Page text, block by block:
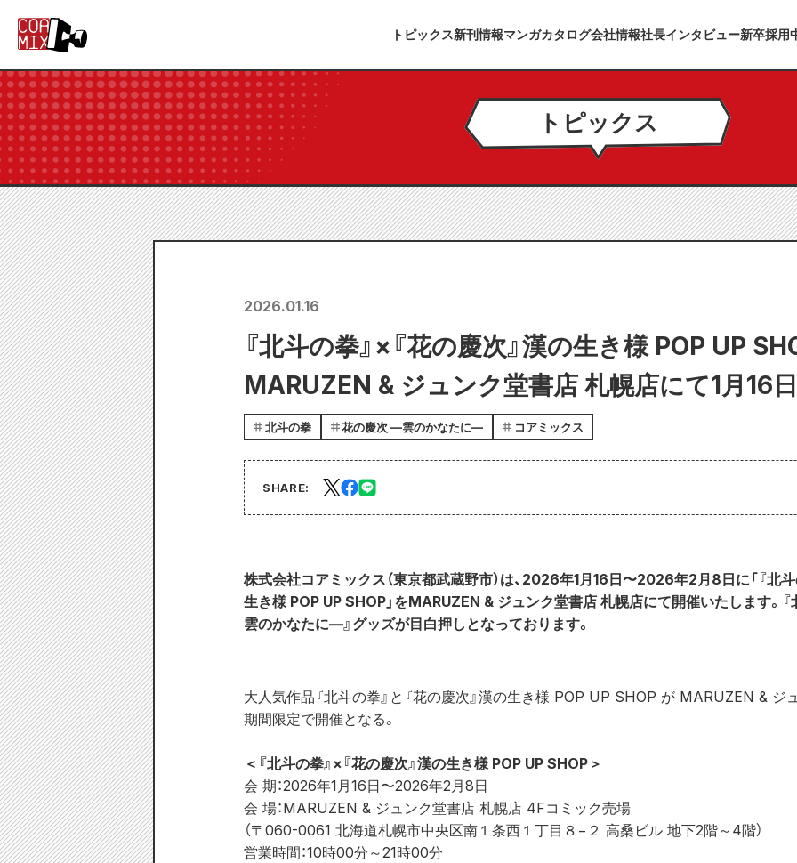
トピックス新刊情報マンガカタログ会社情報社長インタビュー新卒採用
トピックス
2026.01.16
『北斗の拳』×『花の慶次』漢の生き様 POP UP
MARUZEN & ジュンク堂書店 札幌店にて1月16
北斗の拳 花の慶次 ―雲のかなたに― コアミックス
SHARE:
株式会社コアミックス（東京都武蔵野市）は、2026年1月16日〜2026年2月8日に「『北斗
生き様 POP UP SHOP」をMARUZEN & ジュンク堂書店 札幌店にて開催いたします。『
雲のかなたに―』グッズが目白押しとなっております。
大人気作品『北斗の拳』と『花の慶次』漢の生き様 POP UP SHOP が MARUZEN & ジ
期間限定で開催となる。
＜『北斗の拳』×『花の慶次』漢の生き様 POP UP SHOP＞
会 期：2026年1月16日〜2026年2月8日
会 場：MARUZEN & ジュンク堂書店 札幌店 4Fコミック売場
（〒060-0061 北海道札幌市中央区南１条西１丁目８−２ 高桑ビル 地下2階～4階）
営業時間：10時00分～21時00分